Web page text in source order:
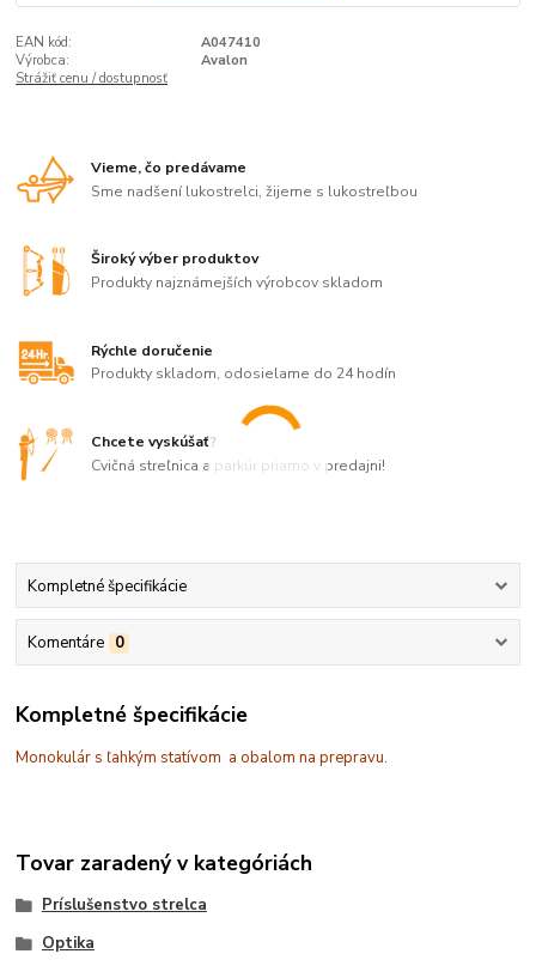
EAN kód:
A047410
Výrobca:
Avalon
Strážiť cenu / dostupnosť
Vieme, čo predávame
Sme nadšení lukostrelci, žijeme s lukostreľbou
Široký výber produktov
Produkty najznámejších výrobcov skladom
Rýchle doručenie
Produkty skladom, odosielame do 24 hodín
Chcete vyskúšať?
Cvičná streľnica a parkúr priamo v predajni!
Kompletné špecifikácie
Komentáre 0
Kompletné špecifikácie
Monokulár s ľahkým statívom a obalom na prepravu.
Tovar zaradený v kategóriách
Príslušenstvo strelca
Optika